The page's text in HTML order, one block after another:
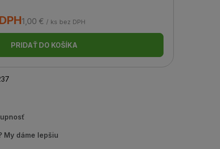
1,00 € / ks bez DPH
PRIDAŤ DO KOŠÍKA
My dáme lepšiu